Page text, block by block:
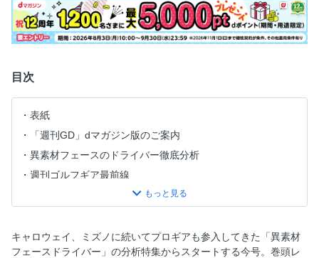
目次
表紙
「週刊GD」dマガジン版のご案内
異素材フェースのドライバー徹底分析
週刊ゴルフギア最前線
【カラーグラビア】未発表「スリクソンZxi RKT」を発見
ほか
プロのスペック…佐久間朱莉
ゴルフギア売り上げランキング
キャロウェイ、ミズノに続いてプロギアも参入してきた「異素材
フェースドライバー」の分析特集からスタートする今号。巻頭レ